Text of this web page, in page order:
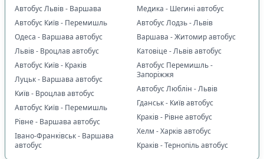
Автобус Львів - Варшава
Автобус Київ - Перемишль
Одеса - Варшава автобус
Львів - Вроцлав автобус
Автобус Київ - Краків
Луцьк - Варшава автобус
Київ - Вроцлав автобус
Автобус Київ - Перемишль
Рівне - Варшава автобус
Івано-Франківськ - Варшава
автобус
Медика - Шегині автобус
Автобус Лодзь - Львів
Варшава - Житомир автобус
Катовіце - Львів автобус
Автобус Перемишль -
Запоріжжя
Автобус Люблін - Львів
Гданськ - Київ автобус
Краків - Рівне автобус
Хелм - Харків автобус
Краків - Тернопіль автобус